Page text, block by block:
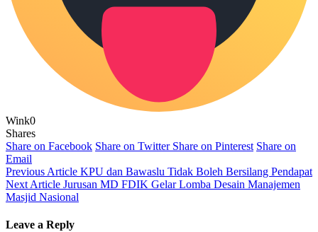
Wink0
Shares
Share on Facebook Share on Twitter Share on Pinterest Share on
Email
Previous Article KPU dan Bawaslu Tidak Boleh Bersilang Pendapat
Next Article Jurusan MD FDIK Gelar Lomba Desain Manajemen
Masjid Nasional
Leave a Reply